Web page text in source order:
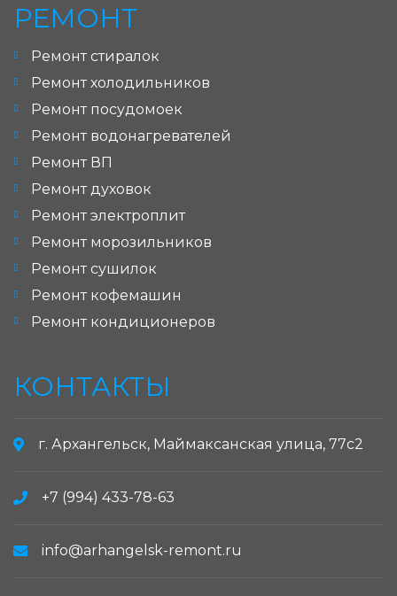
РЕМОНТ
Ремонт стиралок
Ремонт холодильников
Ремонт посудомоек
Ремонт водонагревателей
Ремонт ВП
Ремонт духовок
Ремонт электроплит
Ремонт морозильников
Ремонт сушилок
Ремонт кофемашин
Ремонт кондиционеров
КОНТАКТЫ
г. Архангельск, Маймаксанская улица, 77с2
+7 (994) 433-78-63
info@arhangelsk-remont.ru